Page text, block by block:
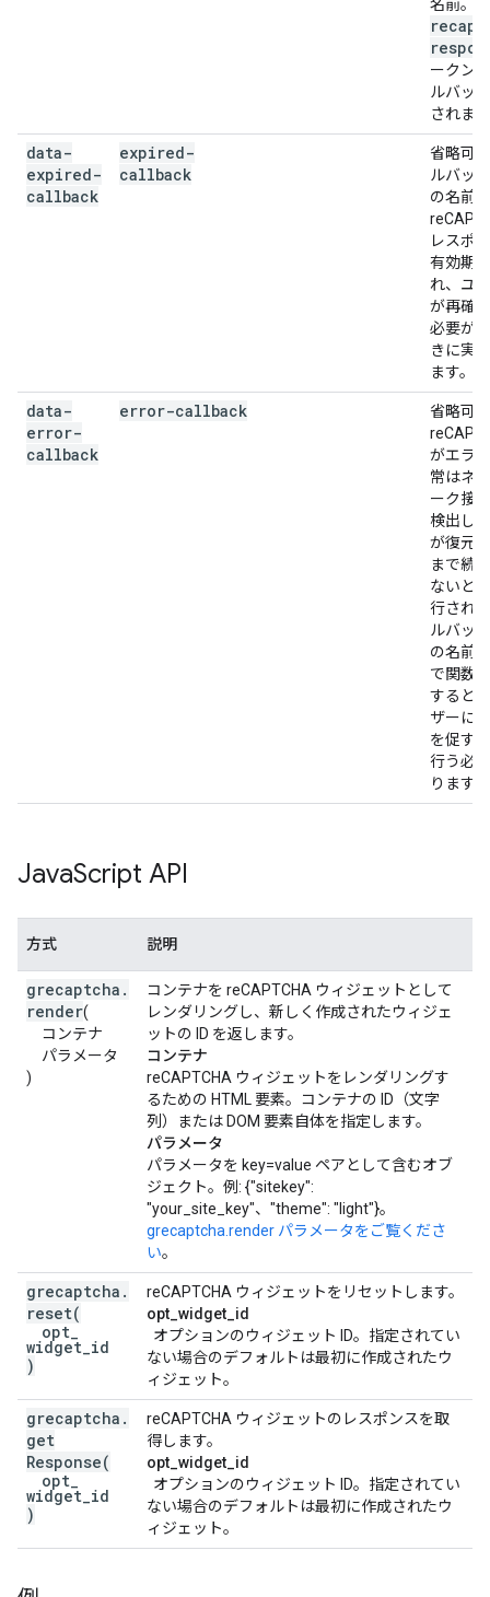
名前。
ークン
ルバッ
されま
data-
expired-
callback
expired-
callback
省略可
ルバッ
の名前。
レスポ
有効期
れ、ユ
が再確
必要が
きに実
ます。
data-
error-
callback
error-callback
省略可。
がエラ
常はネ
ーク接
検出し
が復元
まで続
ないと
行され
ルバッ
の名前
で関数
すると
ザーに
を促す
行う必
ります。
JavaScript API
方式 説明
grecaptcha .
render(
コンテナ
パラメータ
)
コンテナを reCAPTCHA ウィジェットとして
レンダリングし、新しく作成されたウィジェ
ットの ID を返します。
コンテナ
reCAPTCHA ウィジェットをレンダリングす
るための HTML 要素。コンテナの ID（文字
列）または DOM 要素自体を指定します。
パラメータ
パラメータを key=value ペアとして含むオブ
ジェクト。例: {"sitekey":
"your_site_key"、"theme": "light"}。
grecaptcha.render パラメータをご覧くださ
い。
grecaptcha .
reset(
opt
widget id
)
reCAPTCHA ウィジェットをリセットします。
opt_widget_id
オプションのウィジェット ID。指定されてい
ない場合のデフォルトは最初に作成されたウ
ィジェット。
grecaptcha .
get
Response(
opt
widget id
)
reCAPTCHA ウィジェットのレスポンスを取
得します。
opt_widget_id
オプションのウィジェット ID。指定されてい
ない場合のデフォルトは最初に作成されたウ
ィジェット。